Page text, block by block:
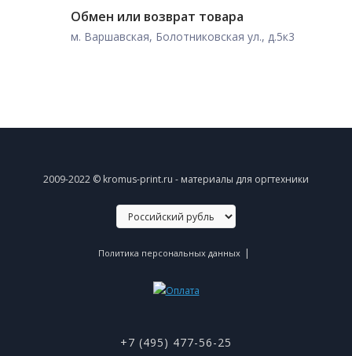
Обмен или возврат товара
м. Варшавская, Болотниковская ул., д.5к3
2009-2022 © kromus-print.ru - материалы для оргтехники
Политика персональных данных |
+7 (495) 477-56-25